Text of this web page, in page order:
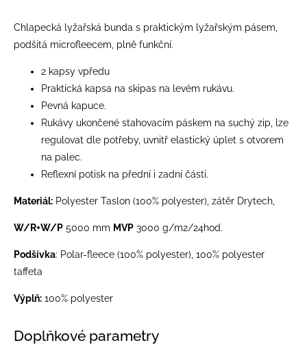
Chlapecká lyžařská bunda s praktickým lyžařským pásem,
podšitá microfleecem, plně funkční.
2 kapsy vpředu
Praktická kapsa na skipas na levém rukávu.
Pevná kapuce.
Rukávy ukončené stahovacím páskem na suchý zip, lze
regulovat dle potřeby, uvnitř elastický úplet s otvorem
na palec.
Reflexní potisk na přední i zadní části.
Materiál: Polyester Taslon (100% polyester), zátěr Drytech,
W/R+W/P 5000 mm MVP 3000 g/m2/24hod.
Podšívka: Polar-fleece (100% polyester), 100% polyester
taffeta
Výplň: 100% polyester
Doplňkové parametry